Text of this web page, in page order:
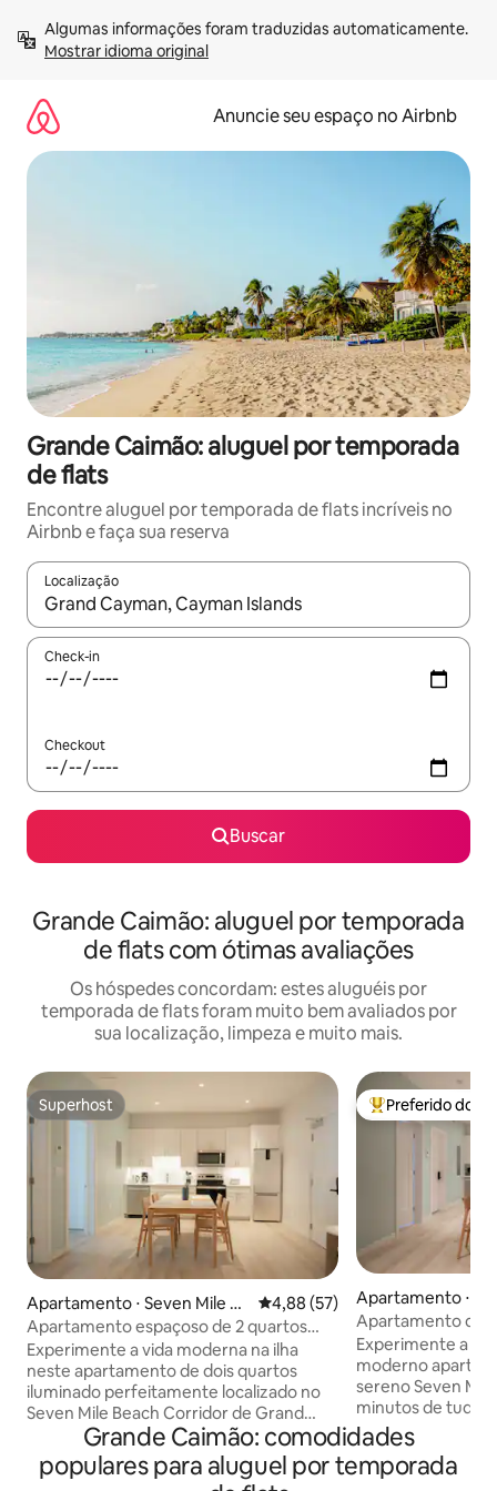
para
Mostrar idioma original
Anuncie seu espaço no Airbnb
Grande Caimão: aluguel por temporada
de flats
Encontre aluguel por temporada de flats incríveis no
Airbnb e faça sua reserva
Localização
Quando os resultados estiverem disponíveis, explore-os
Check-in
Checkout
Buscar
Grande Caimão: aluguel por temporada
de flats com ótimas avaliações
Os hóspedes concordam: estes aluguéis por
temporada de flats foram muito bem avaliados por
sua localização, limpeza e muito mais.
Superhost
Superhost
Apartamento ⋅ Seven Mile C
orridor
4,88 de uma avaliação média
4,88 (57)
Apartamento espaçoso de 2 quartos
com piscina - Seven Mile Beach
Experimente a vida moderna na ilha
neste apartamento de dois quartos
iluminado perfeitamente localizado no
Seven Mile Beach Corridor de Grand
Cayman. A apenas 2 minutos a pé da
Governors Beach e a uma curta
distância de carro do Aeroporto
Entre os
Preferido dos
Apartamento ⋅
orridor
Apartamento de
de Seven Mile
Experimente a
moderno
sereno Seven
minutos de tudo
este oásis
viagem às Ilhas
Grande Caimão: comodidades
populares para aluguel por temporada